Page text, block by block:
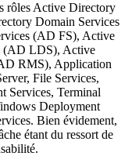
rôles Active Directory
Domain Services
(AD FS), Active
(AD LDS), Active
RMS), Application
File Services,
Services, Terminal
Deployment
Bien évidement,
étant du ressort de